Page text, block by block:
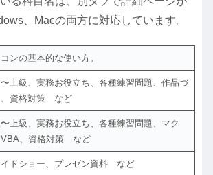
、Macの両方に対応しています。
ンの基本的な使い方。
上級、実務お役立ち、各種練習問題、作品づ
、資格対策 など
上級、実務お役立ち、各種練習問題、マク
VBA、資格対策 など
イドショー、プレゼン資料 など